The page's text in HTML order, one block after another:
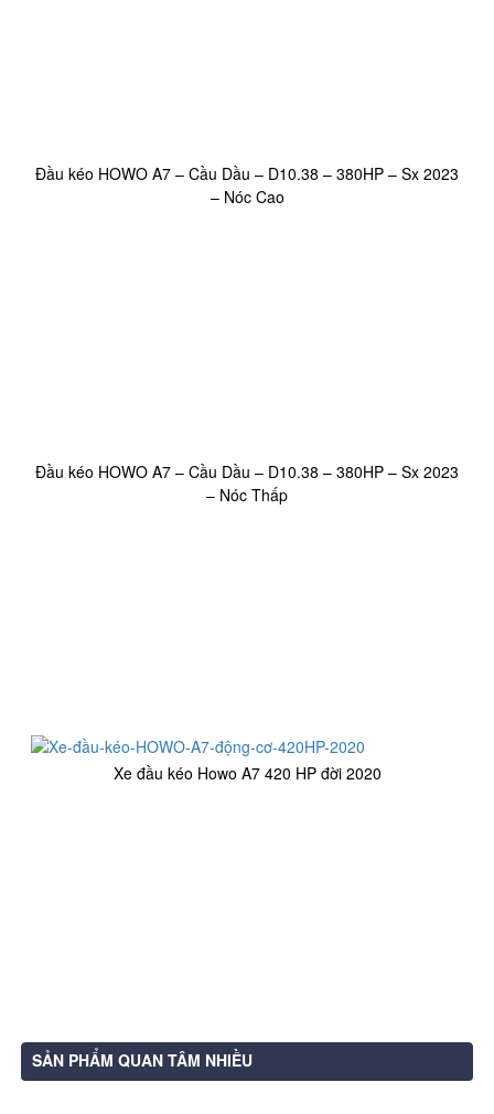
Đầu kéo HOWO A7 – Cầu Dầu – D10.38 – 380HP – Sx 2023
– Nóc Cao
Đầu kéo HOWO A7 – Cầu Dầu – D10.38 – 380HP – Sx 2023
– Nóc Thấp
Xe đầu kéo Howo A7 420 HP đời 2020
SẢN PHẨM QUAN TÂM NHIỀU